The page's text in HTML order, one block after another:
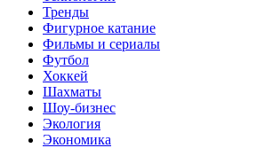
Тренды
Фигурное катание
Фильмы и сериалы
Футбол
Хоккей
Шахматы
Шоу-бизнес
Экология
Экономика